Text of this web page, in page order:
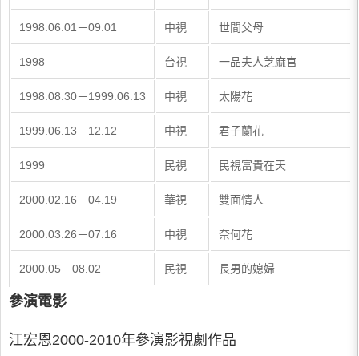
1998.06.01－09.01 中視 世間父母
1998 台視 一品夫人芝麻官
1998.08.30－1999.06.13 中視 太陽花
1999.06.13－12.12 中視 君子蘭花
1999 民視 民視富貴在天
2000.02.16－04.19 華視 雙面情人
2000.03.26－07.16 中視 奈何花
2000.05－08.02 民視 長男的媳婦
參演電影
江宏恩2000-2010年參演影視劇作品